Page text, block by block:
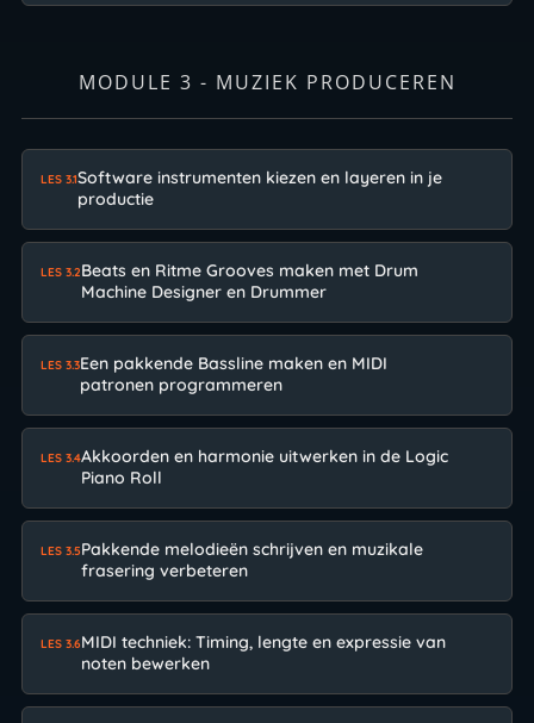
MODULE 3 - MUZIEK PRODUCEREN
LES 3.1Software instrumenten kiezen en layeren in je
productie
LES 3.2Beats en Ritme Grooves maken met Drum
Machine Designer en Drummer
LES 3.3Een pakkende Bassline maken en MIDI
patronen programmeren
LES 3.4Akkoorden en harmonie uitwerken in de Logic
Piano Roll
LES 3.5Pakkende melodieën schrijven en muzikale
frasering verbeteren
LES 3.6MIDI techniek: Timing, lengte en expressie van
noten bewerken